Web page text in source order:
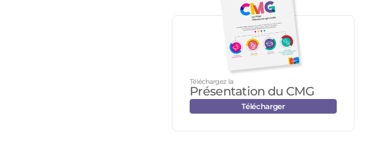
Téléchargez la
Présentation du CMG
Télécharger